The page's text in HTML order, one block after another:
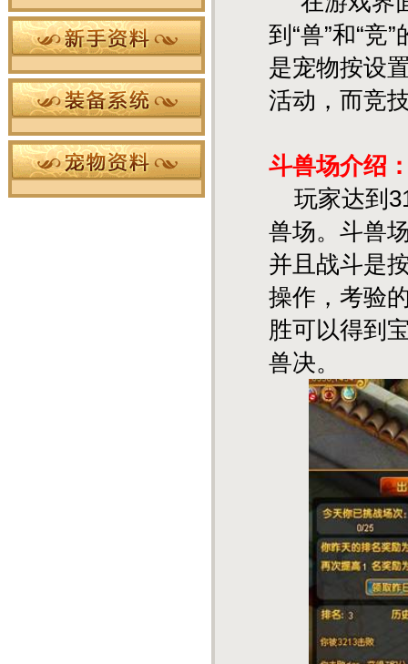
到“兽”和“竞
是宠物按设
活动，而竞
斗兽场介绍
玩家达到
兽场。斗兽
并且战斗是
操作，考验
胜可以得到
兽决。